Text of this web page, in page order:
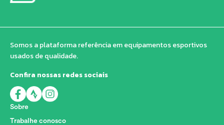
Somos a plataforma referência em equipamentos esportivos
usados de qualidade.
Confira nossas redes sociais
Sobre
Trabalhe conosco